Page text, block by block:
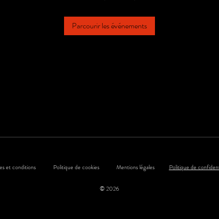
Parcourir les événements
et conditions Politique de cookies Mentions légales Politique de
© 2026